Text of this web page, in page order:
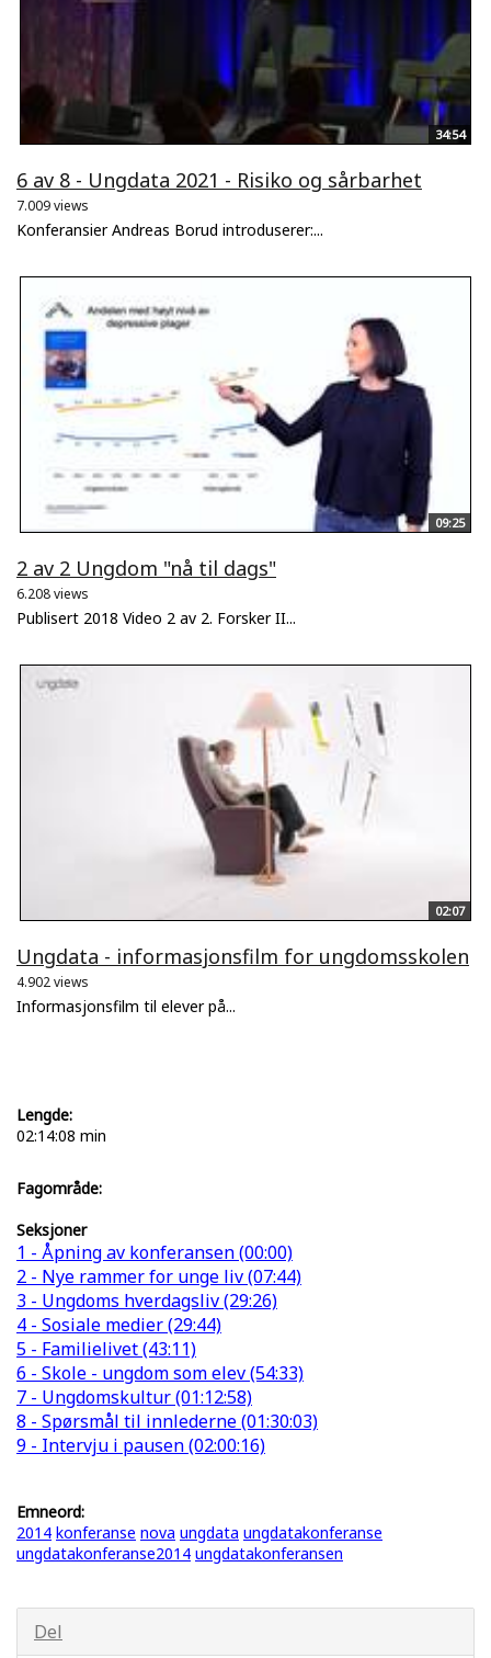
34:54
6 av 8 - Ungdata 2021 - Risiko og sårbarhet
7.009 views
Konferansier Andreas Borud introduserer:...
09:25
2 av 2 Ungdom "nå til dags"
6.208 views
Publisert 2018 Video 2 av 2. Forsker II...
02:07
Ungdata - informasjonsfilm for ungdomsskolen
4.902 views
Informasjonsfilm til elever på...
Lengde:
02:14:08 min
Fagområde:
Seksjoner
1 - Åpning av konferansen (00:00)
2 - Nye rammer for unge liv (07:44)
3 - Ungdoms hverdagsliv (29:26)
4 - Sosiale medier (29:44)
5 - Familielivet (43:11)
6 - Skole - ungdom som elev (54:33)
7 - Ungdomskultur (01:12:58)
8 - Spørsmål til innlederne (01:30:03)
9 - Intervju i pausen (02:00:16)
Emneord:
2014 konferanse nova ungdata ungdatakonferanse
ungdatakonferanse2014 ungdatakonferansen
Del